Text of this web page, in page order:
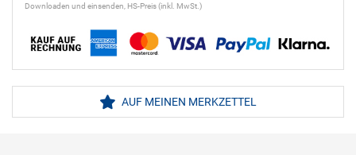
Downloaden und einsenden, HS-Preis (inkl. MwSt.)
AUF MEINEN MERKZETTEL